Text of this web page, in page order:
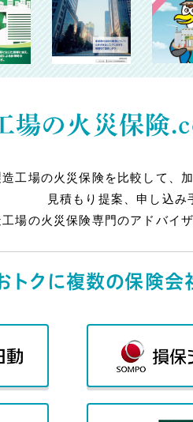
場の火災保険
工場の火災保険を比較して、
見積もり提案、申し込
場の火災保険専門のアドバイ
トクに複数の保険会